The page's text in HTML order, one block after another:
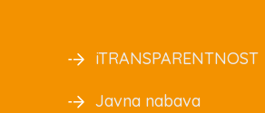
iTRANSPARENTNOST
Javna nabava